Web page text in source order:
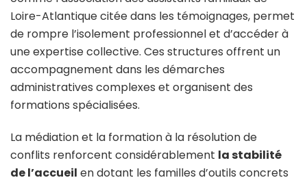
Loire-Atlantique citée dans les témoignages, permet
de rompre l’isolement professionnel et d’accéder à
une expertise collective. Ces structures offrent un
accompagnement dans les démarches
administratives complexes et organisent des
formations spécialisées.
La médiation et la formation à la résolution de
conflits renforcent considérablement la stabilité
de l’accueil en dotant les familles d’outils concrets